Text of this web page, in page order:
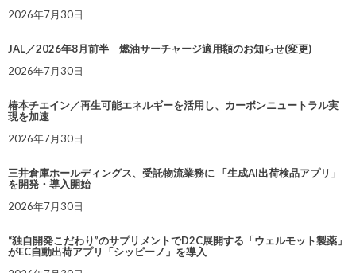
2026年7月30日
JAL／2026年8月前半 燃油サーチャージ適用額のお知らせ(変更)
2026年7月30日
椿本チエイン／再生可能エネルギーを活用し、カーボンニュートラル実
現を加速
2026年7月30日
三井倉庫ホールディングス、受託物流業務に 「生成AI出荷検品アプリ」
を開発・導入開始
2026年7月30日
“独自開発こだわり”のサプリメントでD2C展開する「ウェルモット製薬」
がEC自動出荷アプリ「シッピーノ」を導入